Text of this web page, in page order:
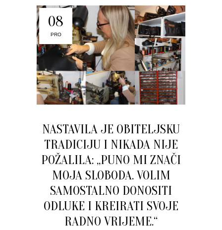
08
PRO
NASTAVILA JE OBITELJSKU
TRADICIJU I NIKADA NIJE
POŽALILA: „PUNO MI ZNAČI
MOJA SLOBODA. VOLIM
SAMOSTALNO DONOSITI
ODLUKE I KREIRATI SVOJE
RADNO VRIJEME.“